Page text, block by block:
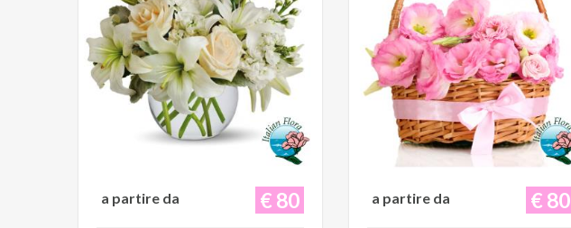
€ 80
a partire da € 80
a partire da